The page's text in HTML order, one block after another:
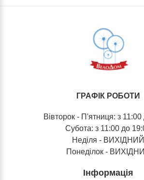
ГРАФІК РОБОТИ
Вівторок - П'ятниця: з
Субота: з 11:00 до
Неділя - ВИХІДНИЙ
Понеділок -
Інформація